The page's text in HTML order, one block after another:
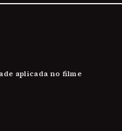
aplicada no filme